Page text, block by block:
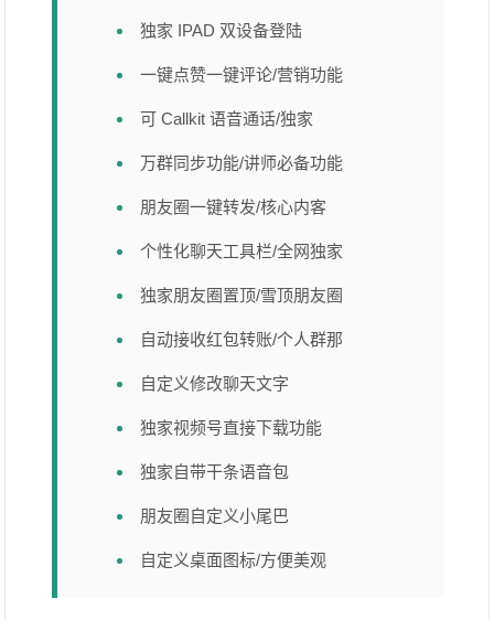
独家 IPAD 双设备登陆
一键点赞一键评论/营销功能
可 Callkit 语音通话/独家
万群同步功能/讲师必备功能
朋友圈一键转发/核心内客
个性化聊天工具栏/全网独家
独家朋友圈置顶/雪顶朋友圈
自动接收红包转账/个人群那
自定义修改聊天文字
独家视频号直接下载功能
独家自带干条语音包
朋友圈自定义小尾巴
自定义桌面图标/方便美观